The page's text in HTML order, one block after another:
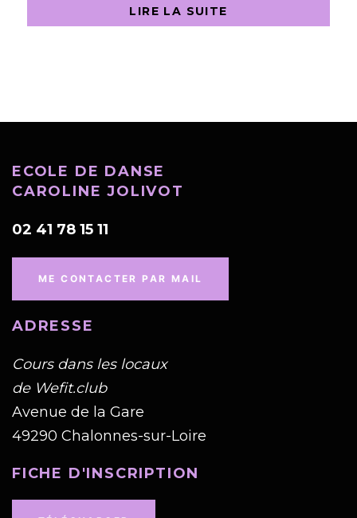
LIRE LA SUITE
ECOLE DE DANSE
CAROLINE JOLIVOT
02 41 78 15 11
ME CONTACTER PAR MAIL
ADRESSE
Cours dans les locaux
de Wefit.club
Avenue de la Gare
49290 Chalonnes-sur-Loire
FICHE D'INSCRIPTION